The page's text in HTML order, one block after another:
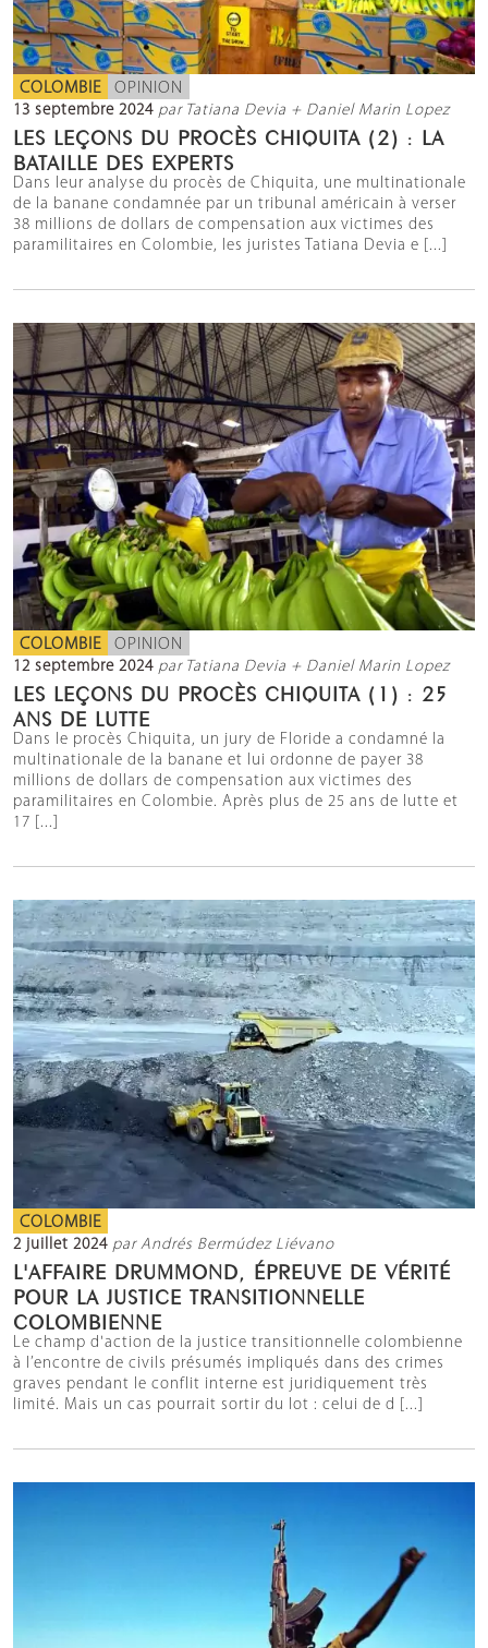
COLOMBIE OPINION
13 septembre 2024 par Tatiana Devia + Daniel Marin Lopez
LES LEÇONS DU PROCÈS CHIQUITA (2) : LA
BATAILLE DES EXPERTS
Dans leur analyse du procès de Chiquita, une multinationale
de la banane condamnée par un tribunal américain à verser
38 millions de dollars de compensation aux victimes des
paramilitaires en Colombie, les juristes Tatiana Devia e [...]
COLOMBIE OPINION
12 septembre 2024 par Tatiana Devia + Daniel Marin Lopez
LES LEÇONS DU PROCÈS CHIQUITA (1) : 25
ANS DE LUTTE
Dans le procès Chiquita, un jury de Floride a condamné la
multinationale de la banane et lui ordonne de payer 38
millions de dollars de compensation aux victimes des
paramilitaires en Colombie. Après plus de 25 ans de lutte et
17 [...]
COLOMBIE
2 juillet 2024 par Andrés Bermúdez Liévano
L'AFFAIRE DRUMMOND, ÉPREUVE DE VÉRITÉ
POUR LA JUSTICE TRANSITIONNELLE
COLOMBIENNE
Le champ d'action de la justice transitionnelle colombienne
à l’encontre de civils présumés impliqués dans des crimes
graves pendant le conflit interne est juridiquement très
limité. Mais un cas pourrait sortir du lot : celui de d [...]